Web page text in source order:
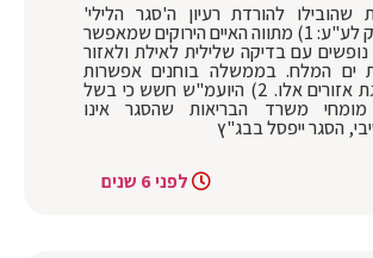
שהובילו להורדת רעיון ה'סגר הלילי'
מהפרק לע"ע: 1) מתווה האיים הירוקים שמאפשר
נופשים עם בדיקה שלילית לאילת ולאזור
ים המלח. בממשלה בוחנים אפשרות
להחרגת אזורים אלו. 2) היועמ"ש חשש כי בשל
משרד הבריאות שהסגר אינו
הסגר ייפסל בבג"ץ
לפני 6 שנים